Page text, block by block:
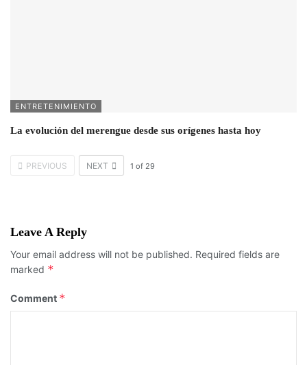
ENTRETENIMIENTO
La evolución del merengue desde sus orígenes hasta hoy
PREVIOUS NEXT 1 of 29
Leave A Reply
Your email address will not be published. Required fields are
marked *
Comment *